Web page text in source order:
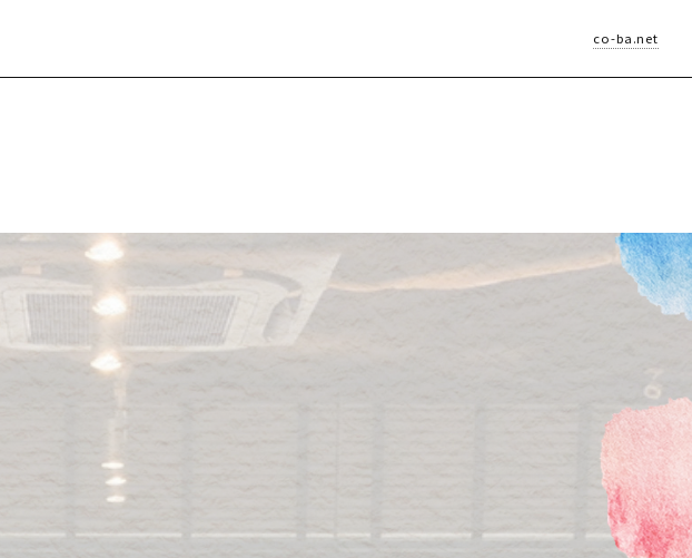
co-ba.net